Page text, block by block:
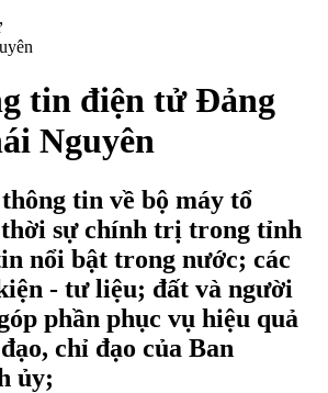
tin điện tử Đảng
Nguyên
tin về bộ máy tổ
sự chính trị trong tỉnh
nổi bật trong nước; các
- tư liệu; đất và người
phần phục vụ hiệu quả
chỉ đạo của Ban
ủy;